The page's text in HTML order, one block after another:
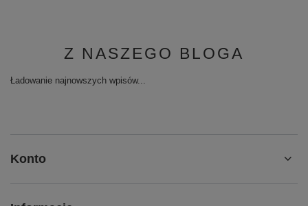
Z NASZEGO BLOGA
Ładowanie najnowszych wpisów...
Konto